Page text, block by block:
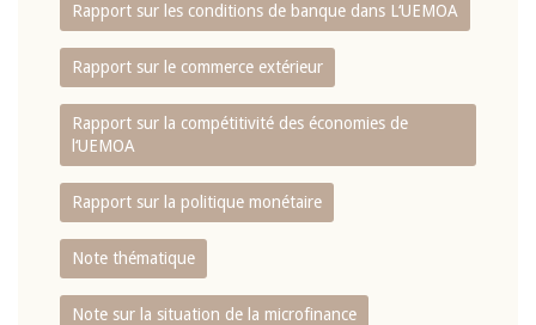
Rapport sur les conditions de banque dans L‘UEMOA
Rapport sur le commerce extérieur
Rapport sur la compétitivité des économies de
l‘UEMOA
Rapport sur la politique monétaire
Note thématique
Note sur la situation de la microfinance